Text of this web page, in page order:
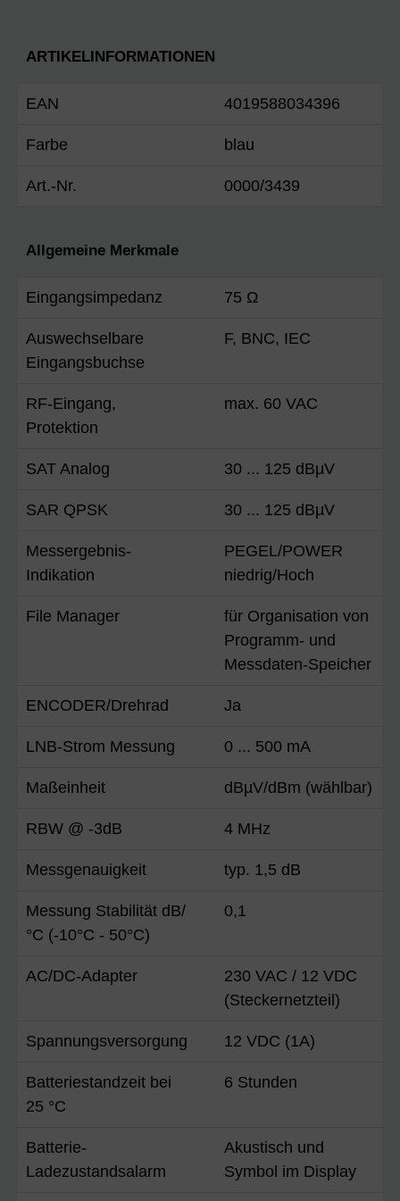
ARTIKELINFORMATIONEN
EAN 4019588034396
Farbe blau
Art.-Nr. 0000/3439
Allgemeine Merkmale
Eingangsimpedanz 75 Ω
Auswechselbare
Eingangsbuchse
F, BNC, IEC
RF-Eingang,
Protektion
max. 60 VAC
SAT Analog 30 ... 125 dBµV
SAR QPSK 30 ... 125 dBµV
Messergebnis-
Indikation
PEGEL/POWER
niedrig/Hoch
File Manager
für Organisation von
Programm- und
Messdaten-Speicher
ENCODER/Drehrad Ja
LNB-Strom Messung 0 ... 500 mA
Maßeinheit dBµV/dBm (wählbar)
RBW @ -3dB 4 MHz
Messgenauigkeit typ. 1,5 dB
Messung Stabilität dB/
°C (-10°C - 50°C)
0,1
AC/DC-Adapter
230 VAC / 12 VDC
(Steckernetzteil)
Spannungsversorgung 12 VDC (1A)
Batteriestandzeit bei
25 °C
6 Stunden
Batterie-
Ladezustandsalarm
Akustisch und
Symbol im Display